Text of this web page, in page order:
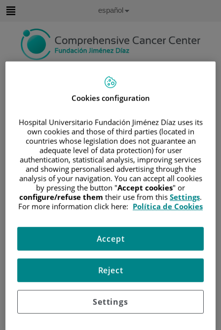
contenido
Selector
Idioma
Español
Formulario de contacto
Si desea enviar alguna sugerencia o pregunta sobre alguno
de los temas presentes en la Web, puede realizarlo desde
esta página. Rellene los campos del formulario que aparece a
continuación y pulse sobre el botón Enviar.
Datos obligatorios
(*)
Otros datos
Cookies configuration
Hospital Universitario Fundación Jiménez Díaz uses its
own cookies and those of third parties (located in
countries whose legislation does not guarantee an
adequate level of data protection) for user
authentication, statistical analysis, improving services
and showing personalised advertising through the
analysis of your navigation. You can accept all cookies
by pressing the button "Accept cookies" or
configure/refuse them their use from this Settings.
For more information click here: Política de Cookies
Settings
Reject
Accept